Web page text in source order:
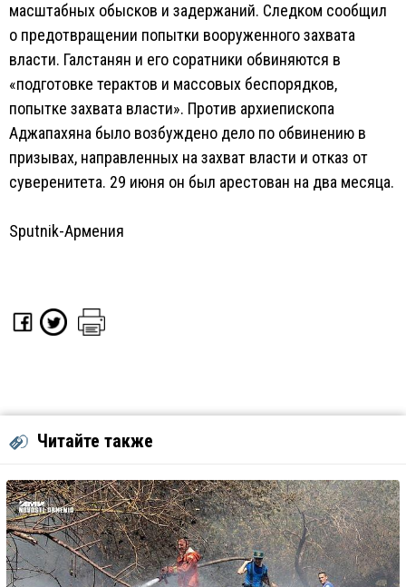
масштабных обысков и задержаний. Следком сообщил
о предотвращении попытки вооруженного захвата
власти. Галстанян и его соратники обвиняются в
«подготовке терактов и массовых беспорядков,
попытке захвата власти». Против архиепископа
Аджапахяна было возбуждено дело по обвинению в
призывах, направленных на захват власти и отказ от
суверенитета. 29 июня он был арестован на два месяца.
Sputnik-Армения
Читайте также